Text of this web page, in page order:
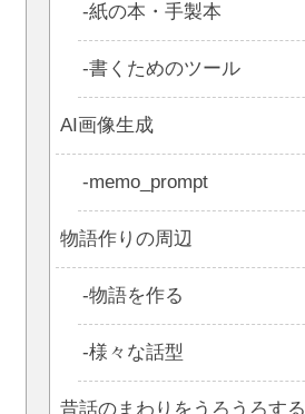
紙の本・手製本
書くためのツール
AI画像生成
memo_prompt
物語作りの周辺
物語を作る
様々な話型
昔話のまわりをうろうろする